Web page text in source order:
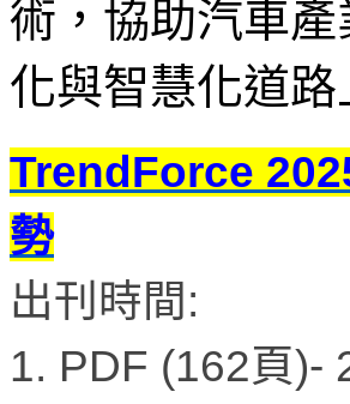
術，協助汽車
化與智慧化道
TrendForce
勢
出刊時間:
1. PDF (162頁)-